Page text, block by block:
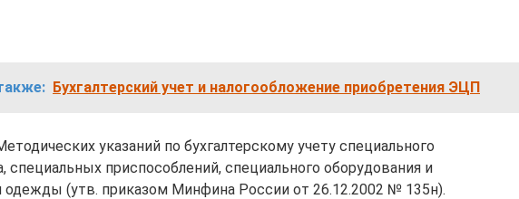
Бухгалтерский учет и налогообложение приобретения ЭЦП
указаний по бухгалтерскому учету специального
специальных приспособлений, специального оборудования и
одежды (утв. приказом Минфина России от 26.12.2002 № 135н).